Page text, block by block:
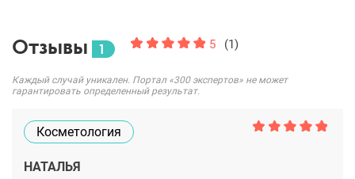
Отзывы 1 5 (1)
Каждый случай уникален. Портал «300 экспертов» не может
гарантировать определенный результат.
Косметология
НАТАЛЬЯ